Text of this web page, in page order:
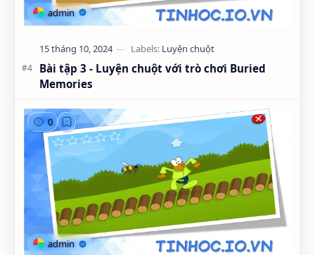
Bài tập 3 - Luyện chuột với trò chơi Buried
Memories